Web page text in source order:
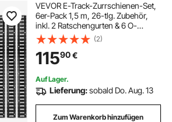
VEVOR E-Track-Zurrschienen-Set,
6er-Pack 1,5 m, 26-tlg. Zubehör,
inkl. 2 Ratschengurten & 6 O-
Ringen & 6 Zurrgurten mit D-Ring &
12 Endkappen, für Garagen,
Lieferwagen, Anhänger,
Motorräder
(2)
11590€
Auf Lager.
Lieferung:sobald Do. Aug. 13
Zum Warenkorb hinzufügen